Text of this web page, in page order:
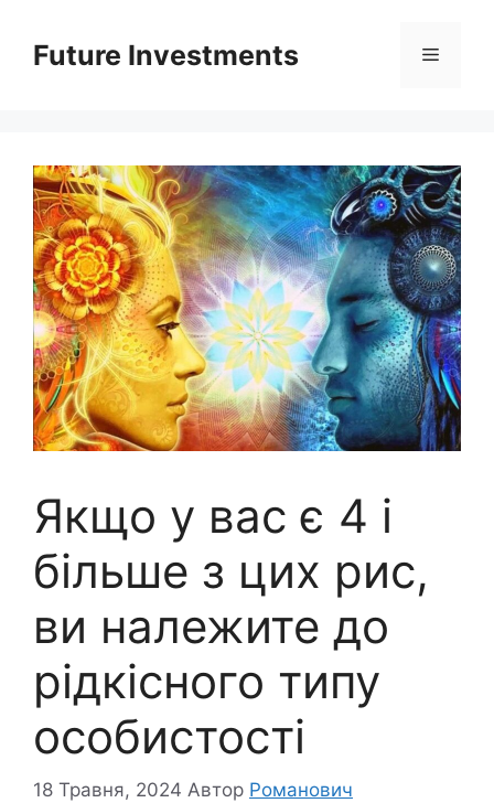
вмістуFuture Investments Меню
Якщо у вас є 4 і
більше з цих рис,
ви належите до
рідкісного типу
особистості
18 Травня, 2024 Автор Романович